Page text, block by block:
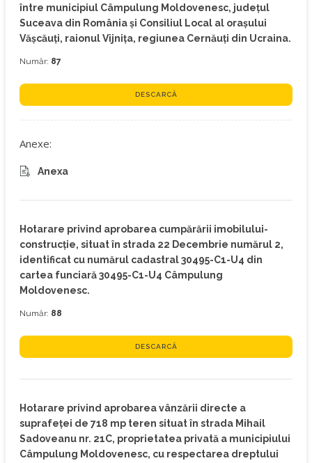
între municipiul Câmpulung Moldovenesc, județul
Suceava din România și Consiliul Local al orașului
Vășcăuți, raionul Vijnița, regiunea Cernăuți din Ucraina.
Număr: 87
DESCARCĂ
Anexe:
Anexa
Hotarare privind aprobarea cumpărării imobilului-
construcţie, situat în strada 22 Decembrie numărul 2,
identificat cu numărul cadastral 30495-C1-U4 din
cartea funciară 30495-C1-U4 Câmpulung
Moldovenesc.
Număr: 88
DESCARCĂ
Hotarare privind aprobarea vânzării directe a
suprafeței de 718 mp teren situat în strada Mihail
Sadoveanu nr. 21C, proprietatea privată a municipiului
Câmpulung Moldovenesc, cu respectarea dreptului